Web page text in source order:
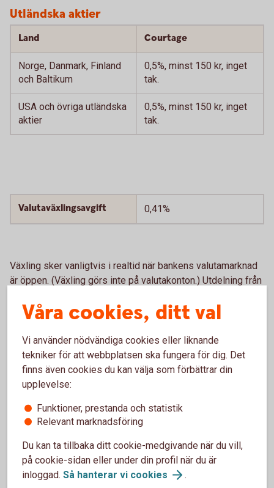
Utländska aktier
Land Courtage
Norge, Danmark, Finland
och Baltikum
0,5%, minst 150 kr, inget
tak.
USA och övriga utländska
aktier
0,5%, minst 150 kr, inget
tak.
Valutaväxlingsavgift 0,41%
Växling sker vanligtvis i realtid när bankens valutamarknad
är öppen. (Växling görs inte på valutakonton.) Utdelning från
utländska depåbevis kan - utöver källskatt - administrativa
avgifter från tid till annan utgå i det utdelande bolagets
hemland, vilka i så fall dras från kundens konto i samband
med utdelningen.
Certifikat, Warranter och Räntebevis
Typ
Certifikat, Warranter och
Räntebevis
0,5%, minst 150 kr, inget
tak.
Våra cookies, ditt val
Vi använder nödvändiga cookies eller liknande
tekniker för att webbplatsen ska fungera för dig. Det
finns även cookies du kan välja som förbättrar din
upplevelse:
Funktioner, prestanda och statistik
Relevant marknadsföring
Du kan ta tillbaka ditt cookie-medgivande när du vill,
på cookie-sidan eller under din profil när du är
inloggad. Så hanterar vi cookies .